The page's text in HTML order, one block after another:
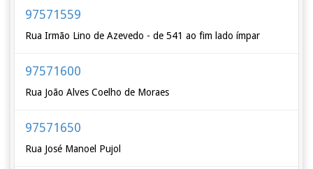
97571559
Rua Irmão Lino de Azevedo - de 541 ao fim lado ímpar
97571600
Rua João Alves Coelho de Moraes
97571650
Rua José Manoel Pujol